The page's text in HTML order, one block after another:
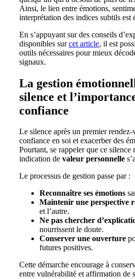
Ainsi, le lien entre émotions,
interprétation des indices subtils est
En s’appuyant sur des conseils
disponibles surcet article, il est
outils nécessaires pour mieux
signaux.
La gestion
silence et
confiance
Le silence après un premier
confiance en soi et exacerber des
Pourtant, se rappeler que ce silence
indication de valeur personnelle
Le processus de gestion passe par :
Reconnaître ses émotions
Maintenir une perspective
et l’autre.
Ne pas chercher
nourrissent le doute.
Conserver une ouverture
futures positives.
Cette démarche encourage à
entre vulnérabilité et affirmation de